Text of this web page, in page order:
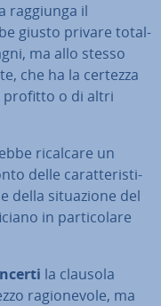
raggiunga il
giusto privare to­tal­
ma allo stesso
che ha la certezza
profitto o di altri
ricalcare un
delle ca­rat­te­ri­sti­
della si­tua­zio­ne del
in par­ti­co­la­re
la clausola
ra­gio­ne­vo­le, ma